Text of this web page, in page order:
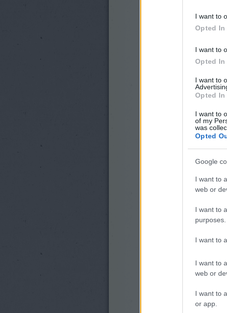
I want to
Opted In
I want to
Opted In
I want to
Opted In
I want to
of my
was
Opted
Google
I want to
web or
I want to
purposes.
I want to
I want to
web or
I want to
or app.